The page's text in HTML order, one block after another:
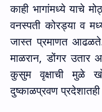
काही भागांमध्ये याचे
वनस्पती कोरड्या व
जास्त प्रमाणत
माळरान,डोंगर उतार
कुसुम वृक्षाची मुळे
दुष्काळप्रवण